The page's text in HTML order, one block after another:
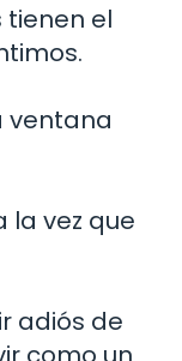
tienen el
ventana
la vez que
adiós de